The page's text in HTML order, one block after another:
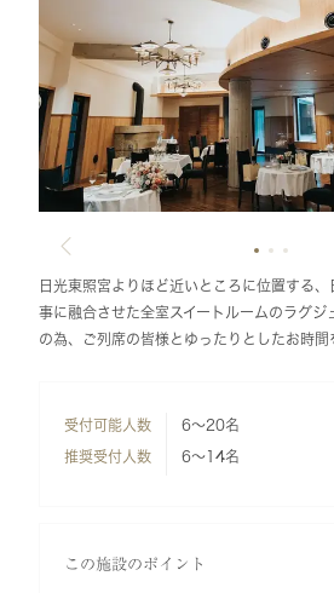
日光東照宮よりほど近いところに位置する
事に融合させた全室スイートルームのラグジ
の為、ご列席の皆様とゆったりとしたお時間
受付可能人数 6～20名
推奨受付人数 6～14名
この施設のポイント